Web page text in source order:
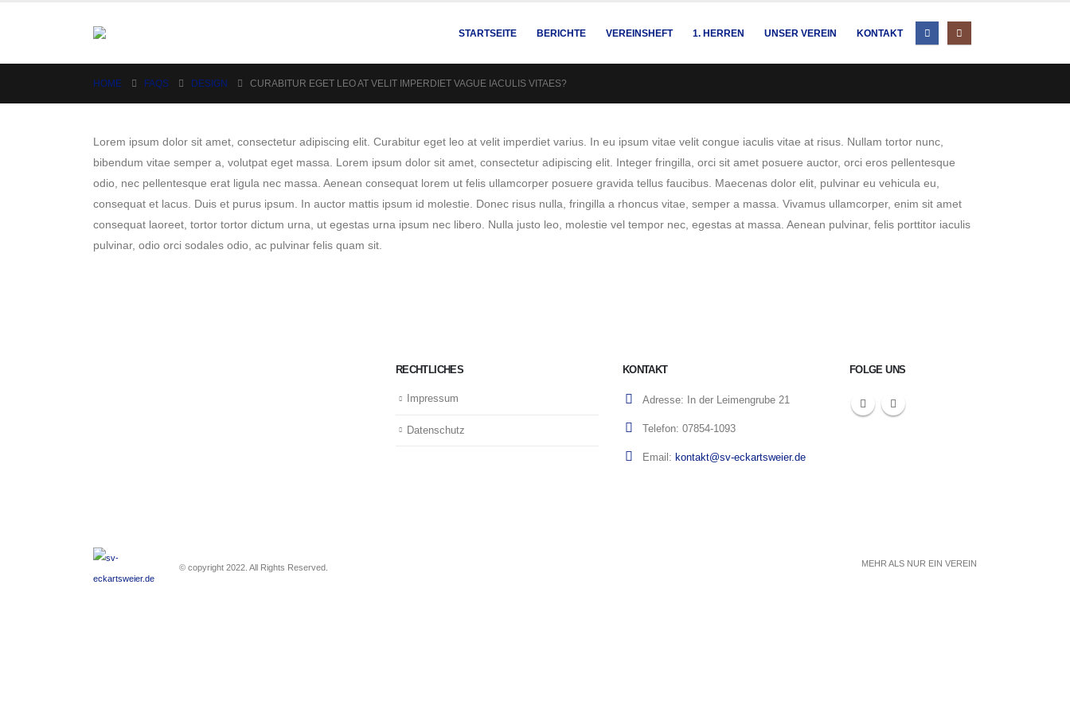
STARTSEITE BERICHTE VEREINSHEFT 1. HERREN UNSER VEREIN KONTAKT
HOME FAQS DESIGN CURABITUR EGET LEO AT VELIT IMPERDIET VAGUE IACULIS VITAES?
Lorem ipsum dolor sit amet, consectetur adipiscing elit. Curabitur eget leo at velit imperdiet varius. In eu ipsum vitae velit congue iaculis vitae at risus. Nullam tortor nunc,
bibendum vitae semper a, volutpat eget massa. Lorem ipsum dolor sit amet, consectetur adipiscing elit. Integer fringilla, orci sit amet posuere auctor, orci eros pellentesque
odio, nec pellentesque erat ligula nec massa. Aenean consequat lorem ut felis ullamcorper posuere gravida tellus faucibus. Maecenas dolor elit, pulvinar eu vehicula eu,
consequat et lacus. Duis et purus ipsum. In auctor mattis ipsum id molestie. Donec risus nulla, fringilla a rhoncus vitae, semper a massa. Vivamus ullamcorper, enim sit amet
consequat laoreet, tortor tortor dictum urna, ut egestas urna ipsum nec libero. Nulla justo leo, molestie vel tempor nec, egestas at massa. Aenean pulvinar, felis porttitor iaculis
pulvinar, odio orci sodales odio, ac pulvinar felis quam sit.
RECHTLICHES
Impressum
Datenschutz
KONTAKT
Adresse: In der Leimengrube 21
Telefon: 07854-1093
Email: kontakt@sv-eckartsweier.de
FOLGE UNS
© copyright 2022. All Rights Reserved. MEHR ALS NUR EIN VEREIN